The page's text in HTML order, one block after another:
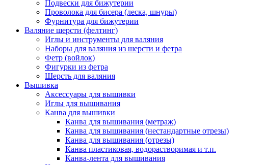
Подвески для бижутерии
Проволока для бисера (леска, шнуры)
Фурнитура для бижутерии
Валяние шерсти (фелтинг)
Иглы и инструменты для валяния
Наборы для валяния из шерсти и фетра
Фетр (войлок)
Фигурки из фетра
Шерсть для валяния
Вышивка
Аксессуары для вышивки
Иглы для вышивания
Канва для вышивки
Канва для вышивания (метраж)
Канва для вышивания (нестандартные отрезы)
Канва для вышивания (отрезы)
Канва пластиковая, водорастворимая и т.п.
Канва-лента для вышивания